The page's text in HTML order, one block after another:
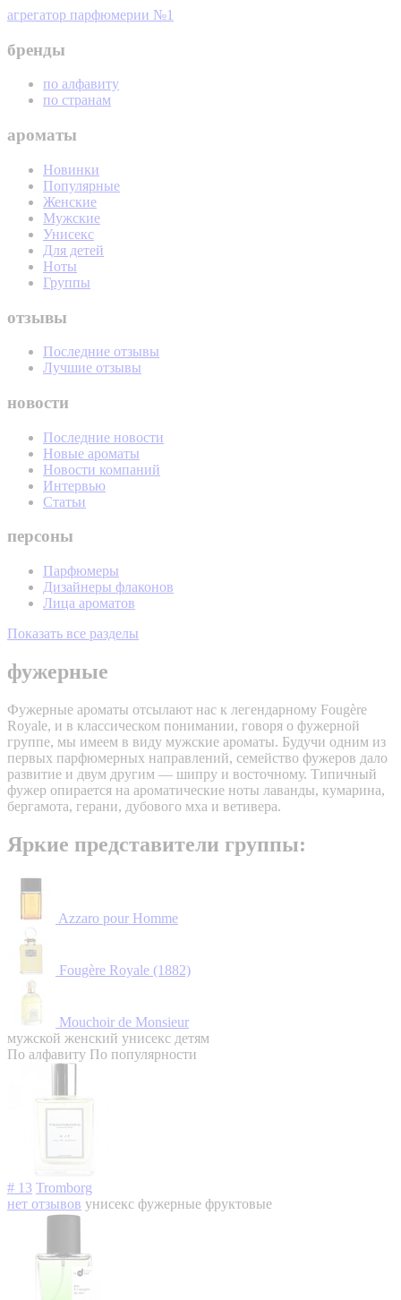
агрегатор парфюмерии №1
бренды
по алфавиту
по странам
ароматы
Новинки
Популярные
Женские
Мужские
Унисекс
Для детей
Ноты
Группы
отзывы
Последние отзывы
Лучшие отзывы
новости
Последние новости
Новые ароматы
Новости компаний
Интервью
Статьи
персоны
Парфюмеры
Дизайнеры флаконов
Лица ароматов
Показать все разделы
фужерные
Фужерные ароматы отсылают нас к легендарному Fougère
Royale, и в классическом понимании, говоря о фужерной
группе, мы имеем в виду мужские ароматы. Будучи одним из
первых парфюмерных направлений, семейство фужеров дало
развитие и двум другим — шипру и восточному. Типичный
фужер опирается на ароматические ноты лаванды, кумарина,
бергамота, герани, дубового мха и ветивера.
Яркие представители группы:
Azzaro pour Homme
Fougère Royale (1882)
Mouchoir de Monsieur
мужской женский унисекс детям
По алфавиту По популярности
# 13 Tromborg
нет отзывов унисекс фужерные фруктовые